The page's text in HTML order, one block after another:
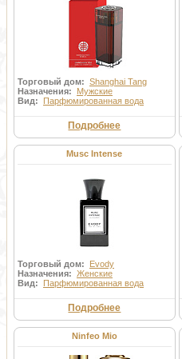
Торговый дом: Shanghai Tang
Назначения: Мужские
Вид: Парфюмированная вода
Подробнее
Musc Intense
Торговый дом: Evody
Назначения: Женские
Вид: Парфюмированная вода
Подробнее
Ninfeo Mio